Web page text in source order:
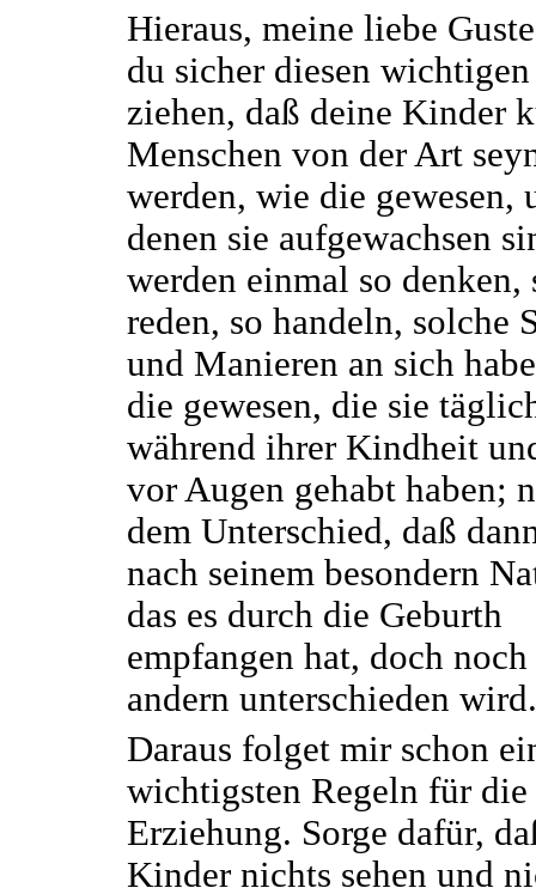
Hieraus, meine liebe
du sicher diesen
ziehen, daß deine Kinder
Menschen von der Art
werden, wie die gewesen,
denen sie aufgewachsen
werden einmal so denken,
reden, so handeln, solche
und Manieren an sich
die gewesen, die sie
während ihrer Kindheit
vor Augen gehabt haben;
dem Unterschied, daß
nach seinem besondern
das es durch die Geburth
empfangen hat, doch
andern unterschieden wird.
Daraus folget mir schon
wichtigsten Regeln für die
Erziehung. Sorge dafür,
Kinder nichts sehen und